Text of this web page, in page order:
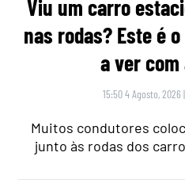
Viu um carro
nas rodas? Este é
a ver
15:50 4 Agosto, 2026 |
Muitos condutores
junto às rodas dos